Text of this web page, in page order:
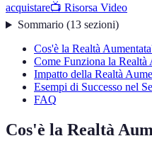
acquistare📺 Risorsa Video
Sommario(13 sezioni)
Cos'è la Realtà
Come Funziona la Realtà
Impatto della Realtà
Esempi di Successo nel
FAQ
Cos'è la Realtà